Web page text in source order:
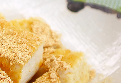
消化しやすい
美容
鉄 頭痛
検索